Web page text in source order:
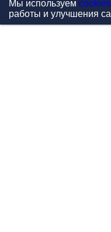
Мы используем cookies
работы и улучшения